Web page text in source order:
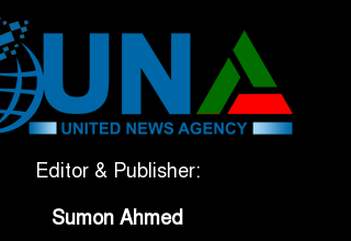
Editor & Publisher:
Sumon Ahmed